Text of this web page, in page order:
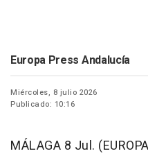
Europa Press Andalucía
Miércoles, 8 julio 2026
Publicado: 10:16
MÁLAGA 8 Jul.